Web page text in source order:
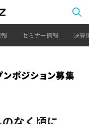
セミナー情報 決算